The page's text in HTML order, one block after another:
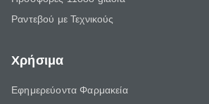
Ραντεβού με Τεχνικούς
Χρήσιμα
Εφημερεύοντα Φαρμακεία